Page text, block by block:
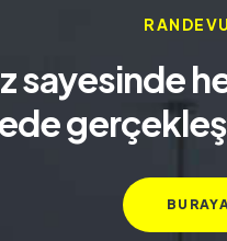
sayesinde